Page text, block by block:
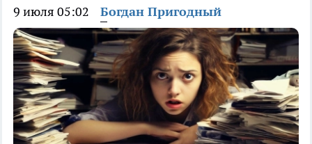
9 июля 05:02 Богдан Пригодный